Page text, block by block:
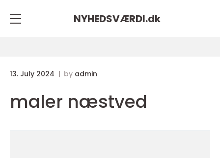
NYHEDSVÆRDI.dk
13. July 2024 by admin
maler næstved